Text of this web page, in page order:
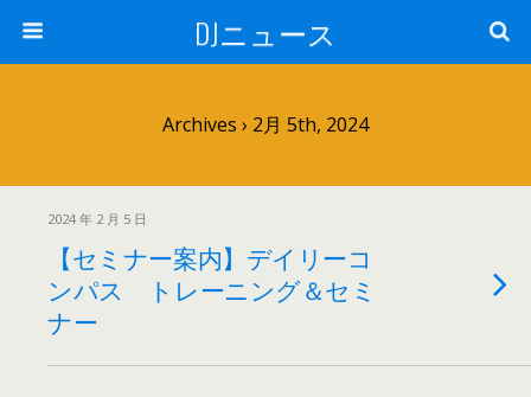
DJニュース
Archives › 2月 5th, 2024
2024 年 2 月 5 日
【セミナー案内】デイリーコ
ンパス トレーニング＆セミ
ナー